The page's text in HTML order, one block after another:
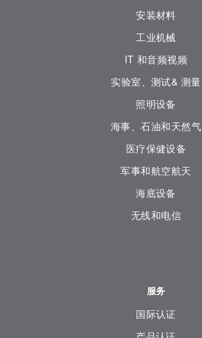
安装材料
工业机械
IT 和音频视频
实验室、测试& 测量
照明设备
海事、石油和天然气
医疗保健设备
军事和航空航天
海底设备
无线和电信
服务
国际认证